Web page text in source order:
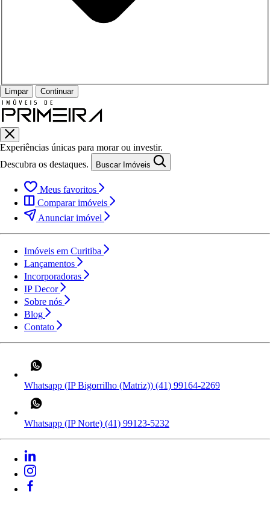
Limpar Continuar
Experiências únicas para morar ou investir.
Descubra os destaques.
Buscar Imóveis
Meus favoritos
Comparar imóveis
Anunciar imóvel
Imóveis em Curitiba
Lançamentos
Incorporadoras
IP Decor
Sobre nós
Blog
Contato
Whatsapp (IP Bigorrilho (Matriz)) (41) 99164-2269
Whatsapp (IP Norte) (41) 99123-5232